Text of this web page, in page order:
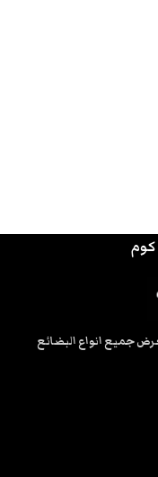
جميع انواع البضائع